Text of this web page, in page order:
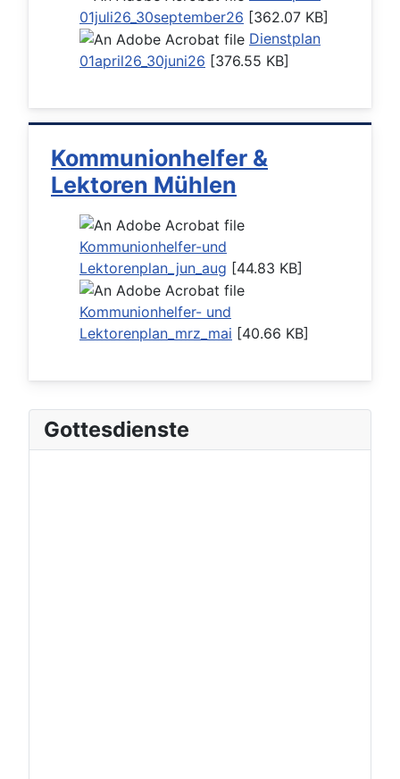
01juli26_30september26 [362.07 KB]
Dienstplan
01april26_30juni26 [376.55 KB]
Kommunionhelfer &
Lektoren Mühlen
Kommunionhelfer-und
Lektorenplan_jun_aug [44.83 KB]
Kommunionhelfer- und
Lektorenplan_mrz_mai [40.66 KB]
Gottesdienste